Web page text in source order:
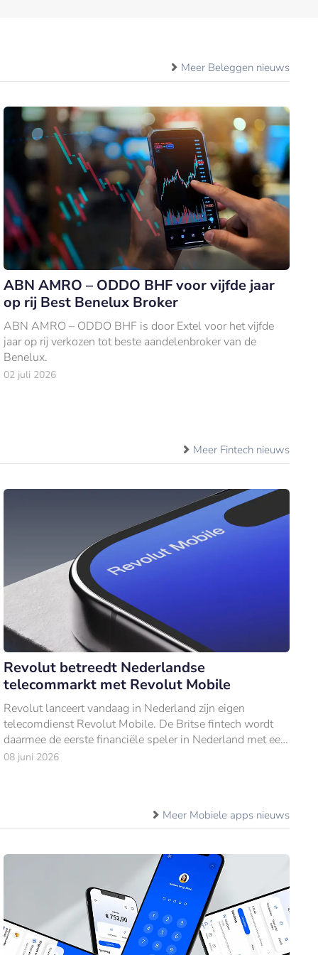
Meer Beleggen nieuws
ABN AMRO – ODDO BHF voor vijfde jaar
op rij Best Benelux Broker
ABN AMRO – ODDO BHF is door Extel voor het vijfde
jaar op rij verkozen tot beste aandelenbroker van de
Benelux.
02 juli 2026
Meer Fintech nieuws
Revolut betreedt Nederlandse
telecommarkt met Revolut Mobile
Revolut lanceert vandaag in Nederland zijn eigen
telecomdienst Revolut Mobile. De Britse fintech wordt
daarmee de eerste financiële speler in Nederland met een
volwaardig telecomaanbod.
08 juni 2026
Meer Mobiele apps nieuws